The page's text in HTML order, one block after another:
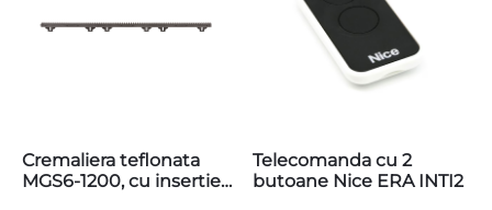
Cremaliera teflonata
MGS6-1200, cu insertie
Telecomanda cu 2
butoane Nice ERA INTI2